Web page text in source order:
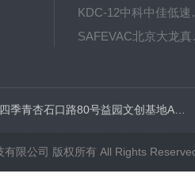
KDC-
有限公司 版权所有 All Rights